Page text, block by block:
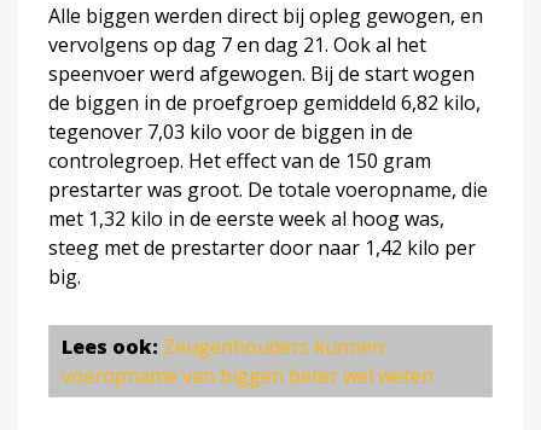
Alle biggen werden direct bij opleg gewogen, en
vervolgens op dag 7 en dag 21. Ook al het
speenvoer werd afgewogen. Bij de start wogen
de biggen in de proefgroep gemiddeld 6,82 kilo,
tegenover 7,03 kilo voor de biggen in de
controlegroep. Het effect van de 150 gram
prestarter was groot. De totale voeropname, die
met 1,32 kilo in de eerste week al hoog was,
steeg met de prestarter door naar 1,42 kilo per
big.
Lees ook: Zeugenhouders kunnen
voeropname van biggen beter wel weten